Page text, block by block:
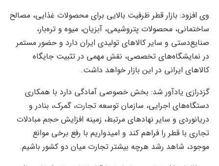
وی افزود: بازار قطر ظرفیت بالایی برای محصولات غذایی، مصالح
ساختمانی، محصولات پتروشیمی، آبزیان، میوه و تره‌بار،
صنایع‌دستی و سایر کالاهای تولیدی ایران دارد و حضور مستمر
در نمایشگاه‌های تخصصی، نقش مهمی در تثبیت جایگاه
کالاهای ایرانی در این بازار خواهد داشت.
گزدرازی یادآور شد: بخش خصوصی آمادگی دارد با همکاری
دستگاه‌های اجرایی، سازمان توسعه تجارت، گمرک، بنادر و
دریانوردی و سایر نهادهای مرتبط، زمینه افزایش حجم مبادلات
تجاری با قطر را فراهم کند و امیدواریم با رفع برخی موانع
موجود، شاهد رشد هرچه بیشتر تجارت میان دو کشور باشیم.